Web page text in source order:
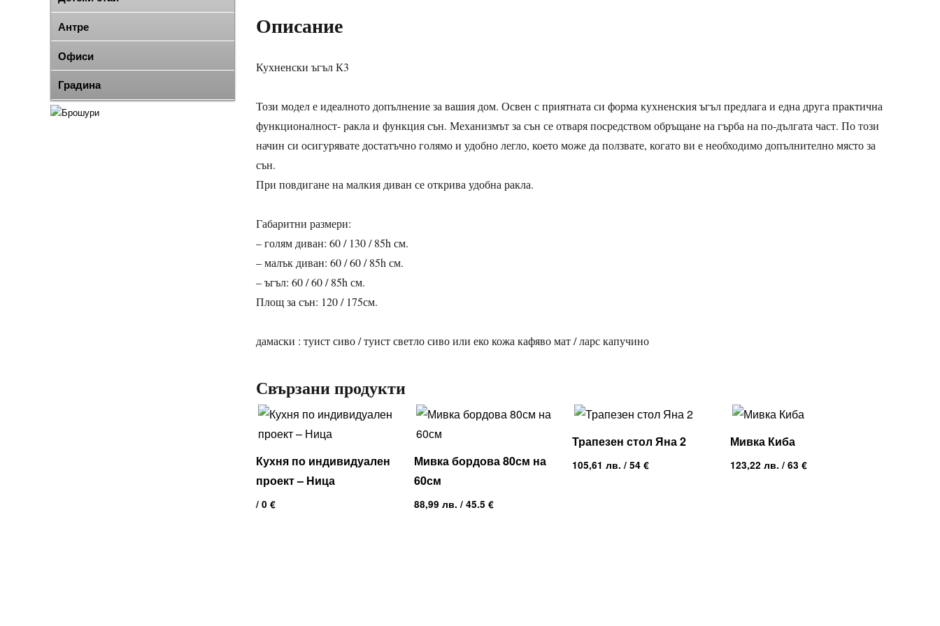
Описание
Кухненски ъгъл К3
Този модел е идеалното допълнение за вашия дом. Освен с приятната си форма кухненския ъгъл предлага и една друга практична
функционалност- ракла и функция сън. Механизмът за сън се отваря посредством обръщане на гърба на по-дългата част. По този
начин си осигурявате достатъчно голямо и удобно легло, което може да ползвате, когато ви е необходимо допълнително място за
сън.
При повдигане на малкия диван се открива удобна ракла.
Габаритни размери:
– голям диван: 60 / 130 / 85h см.
– малък диван: 60 / 60 / 85h см.
– ъгъл: 60 / 60 / 85h см.
Площ за сън: 120 / 175см.
дамаски : туист сиво / туист светло сиво или еко кожа кафяво мат / ларс капучино
Свързани продукти
Кухня по индивидуален
проект – Ница
/ 0 €
Мивка бордова 80см на
60см
88,99лв. / 45.5 €
Трапезен стол Яна 2
105,61лв. / 54 €
Мивка Киба
123,22лв. / 63 €
Антре
Офиси
Градина